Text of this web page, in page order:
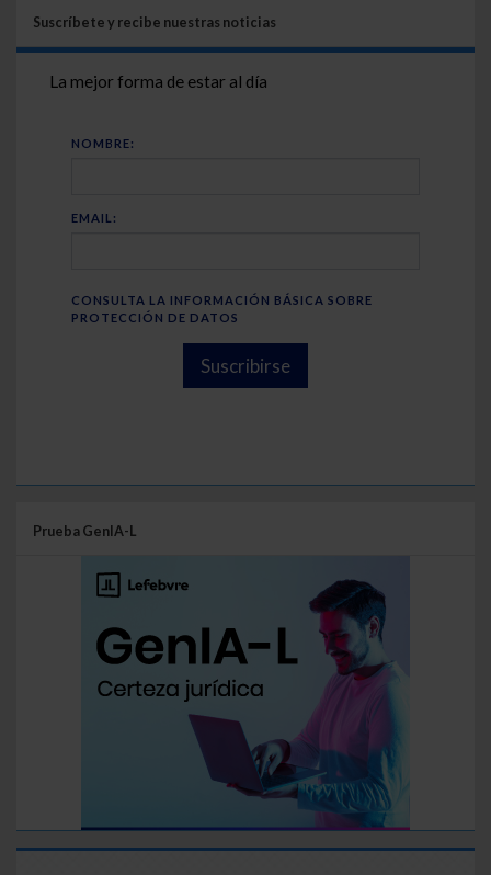
Suscríbete y recibe nuestras noticias
La mejor forma de estar al día
NOMBRE:
EMAIL:
CONSULTA LA INFORMACIÓN BÁSICA SOBRE
PROTECCIÓN DE DATOS
Suscribirse
Prueba GenIA-L